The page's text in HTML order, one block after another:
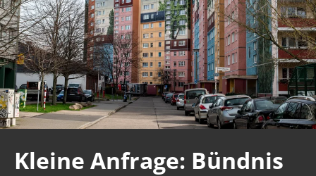
Kleine Anfrage: Bündnis